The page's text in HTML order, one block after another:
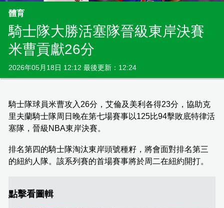
體育
騎士隊大勝活塞隊晉級東岸決賽
米曹貢獻26分
2026年05月18日 12:12 最後更新：12:24
騎士隊球員米曹攻入26分，艾倫及美利各得23分，協助克
里夫蘭騎士隊周日晚在第七場賽事以125比94擊敗底特律活
塞隊，晉級NBA東岸決賽。
排名第四的騎士隊淘汰東岸頭號種籽，將會面對排名第三
的紐約人隊。該系列賽的首場賽事將於周二在紐約開打。
點擊看圖輯